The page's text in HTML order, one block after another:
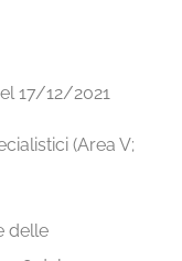
17/12/2021
(Area V;
delle